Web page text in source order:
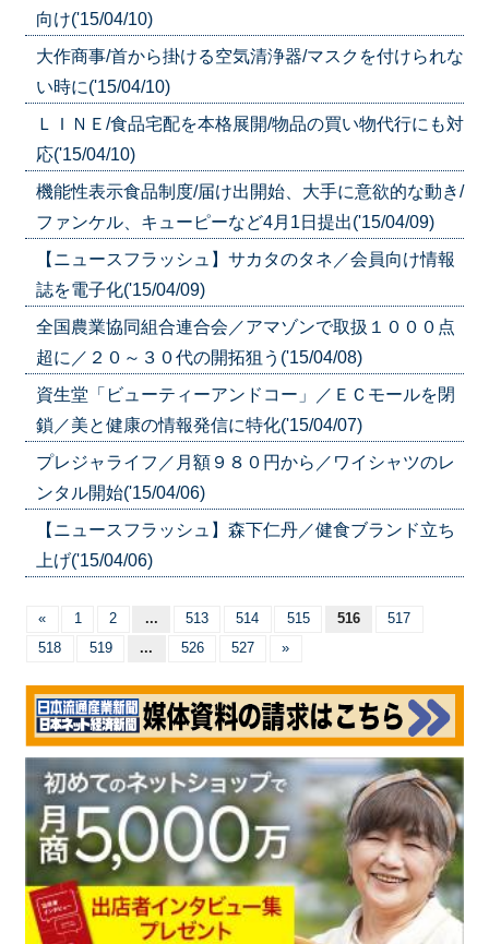
向け('15/04/10)
大作商事/首から掛ける空気清浄器/マスクを付けられな
い時に('15/04/10)
ＬＩＮＥ/食品宅配を本格展開/物品の買い物代行にも対
応('15/04/10)
機能性表示食品制度/届け出開始、大手に意欲的な動き/
ファンケル、キューピーなど4月1日提出('15/04/09)
【ニュースフラッシュ】サカタのタネ／会員向け情報
誌を電子化('15/04/09)
全国農業協同組合連合会／アマゾンで取扱１０００点
超に／２０～３０代の開拓狙う('15/04/08)
資生堂「ビューティーアンドコー」／ＥＣモールを閉
鎖／美と健康の情報発信に特化('15/04/07)
プレジャライフ／月額９８０円から／ワイシャツのレ
ンタル開始('15/04/06)
【ニュースフラッシュ】森下仁丹／健食ブランド立ち
上げ('15/04/06)
« 1 2 ... 513 514 515 516
517
518
519 ... 526 527 »